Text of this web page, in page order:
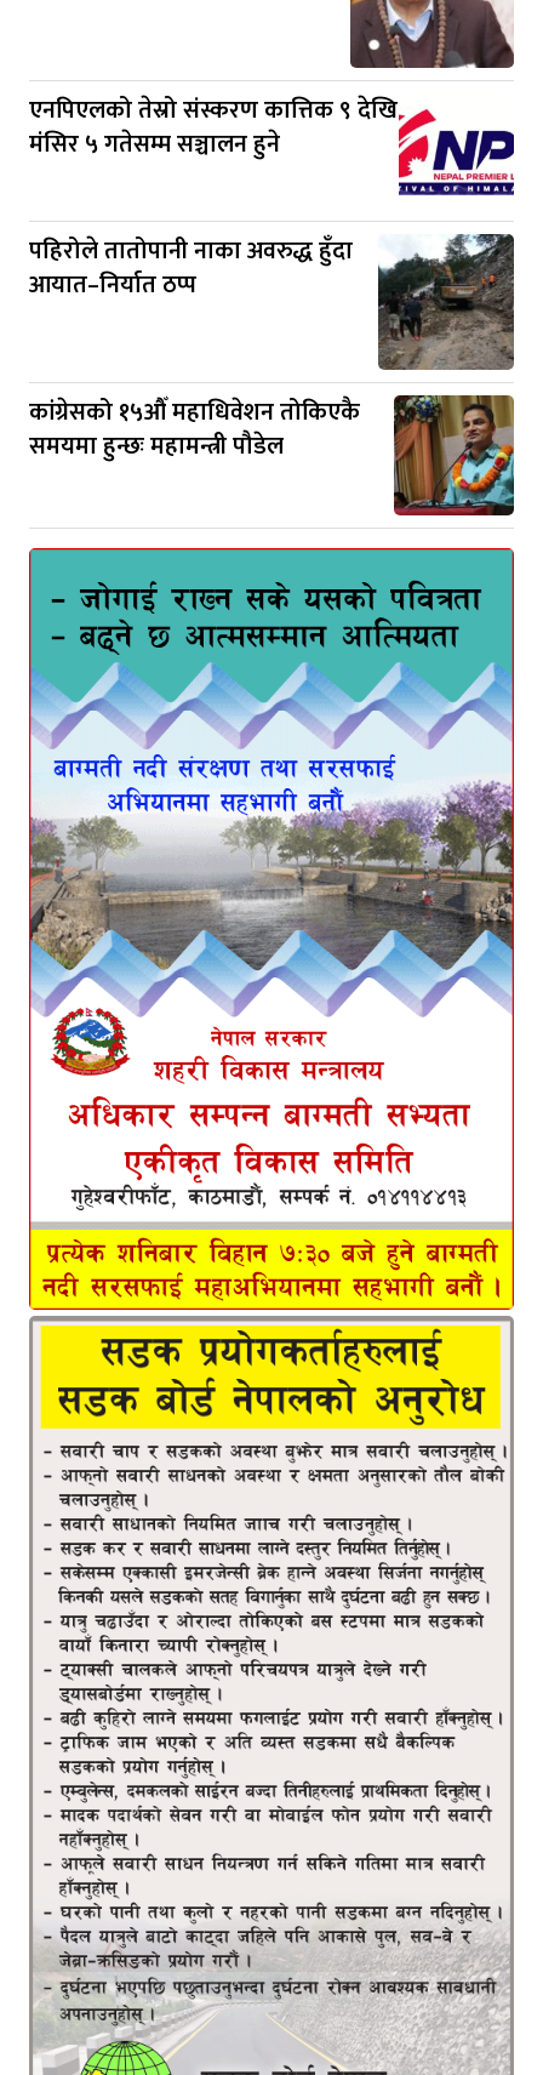
एनपिएलको तेस्रो संस्करण कात्तिक ९ देखि
मंसिर ५ गतेसम्म सञ्चालन हुने
पहिरोले तातोपानी नाका अवरुद्ध हुँदा
आयात–निर्यात ठप्प
कांग्रेसको १५औँ महाधिवेशन तोकिएकै
समयमा हुन्छः महामन्त्री पौडेल